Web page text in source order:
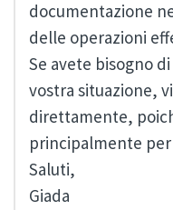
documentazione
delle operazioni
Se avete bisogno
vostra situazione,
direttamente,
principalmente
Saluti,
Giada